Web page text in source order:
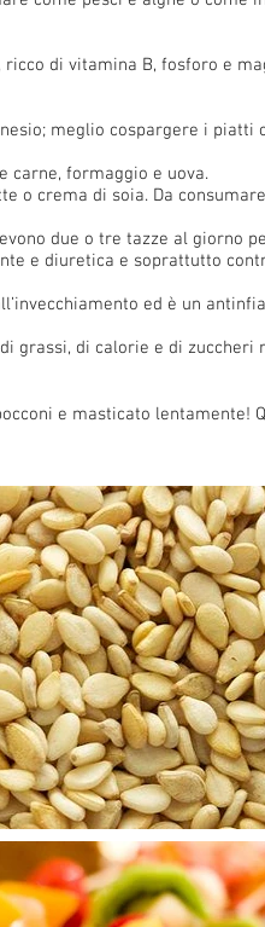
di vitamina B, fosforo e
meglio cospargere i piatti
carne, formaggio e uova.
o crema di soia. Da
due o tre tazze al giorno
e diuretica e soprattutto
ed è un
grassi, di calorie e di zuccheri
e masticato lentamente!